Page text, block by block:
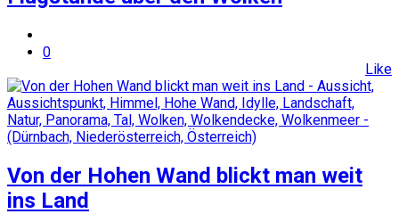
0
Like
Von der Hohen Wand blickt man weit
ins Land